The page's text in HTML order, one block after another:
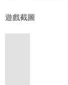
遊戲截圖